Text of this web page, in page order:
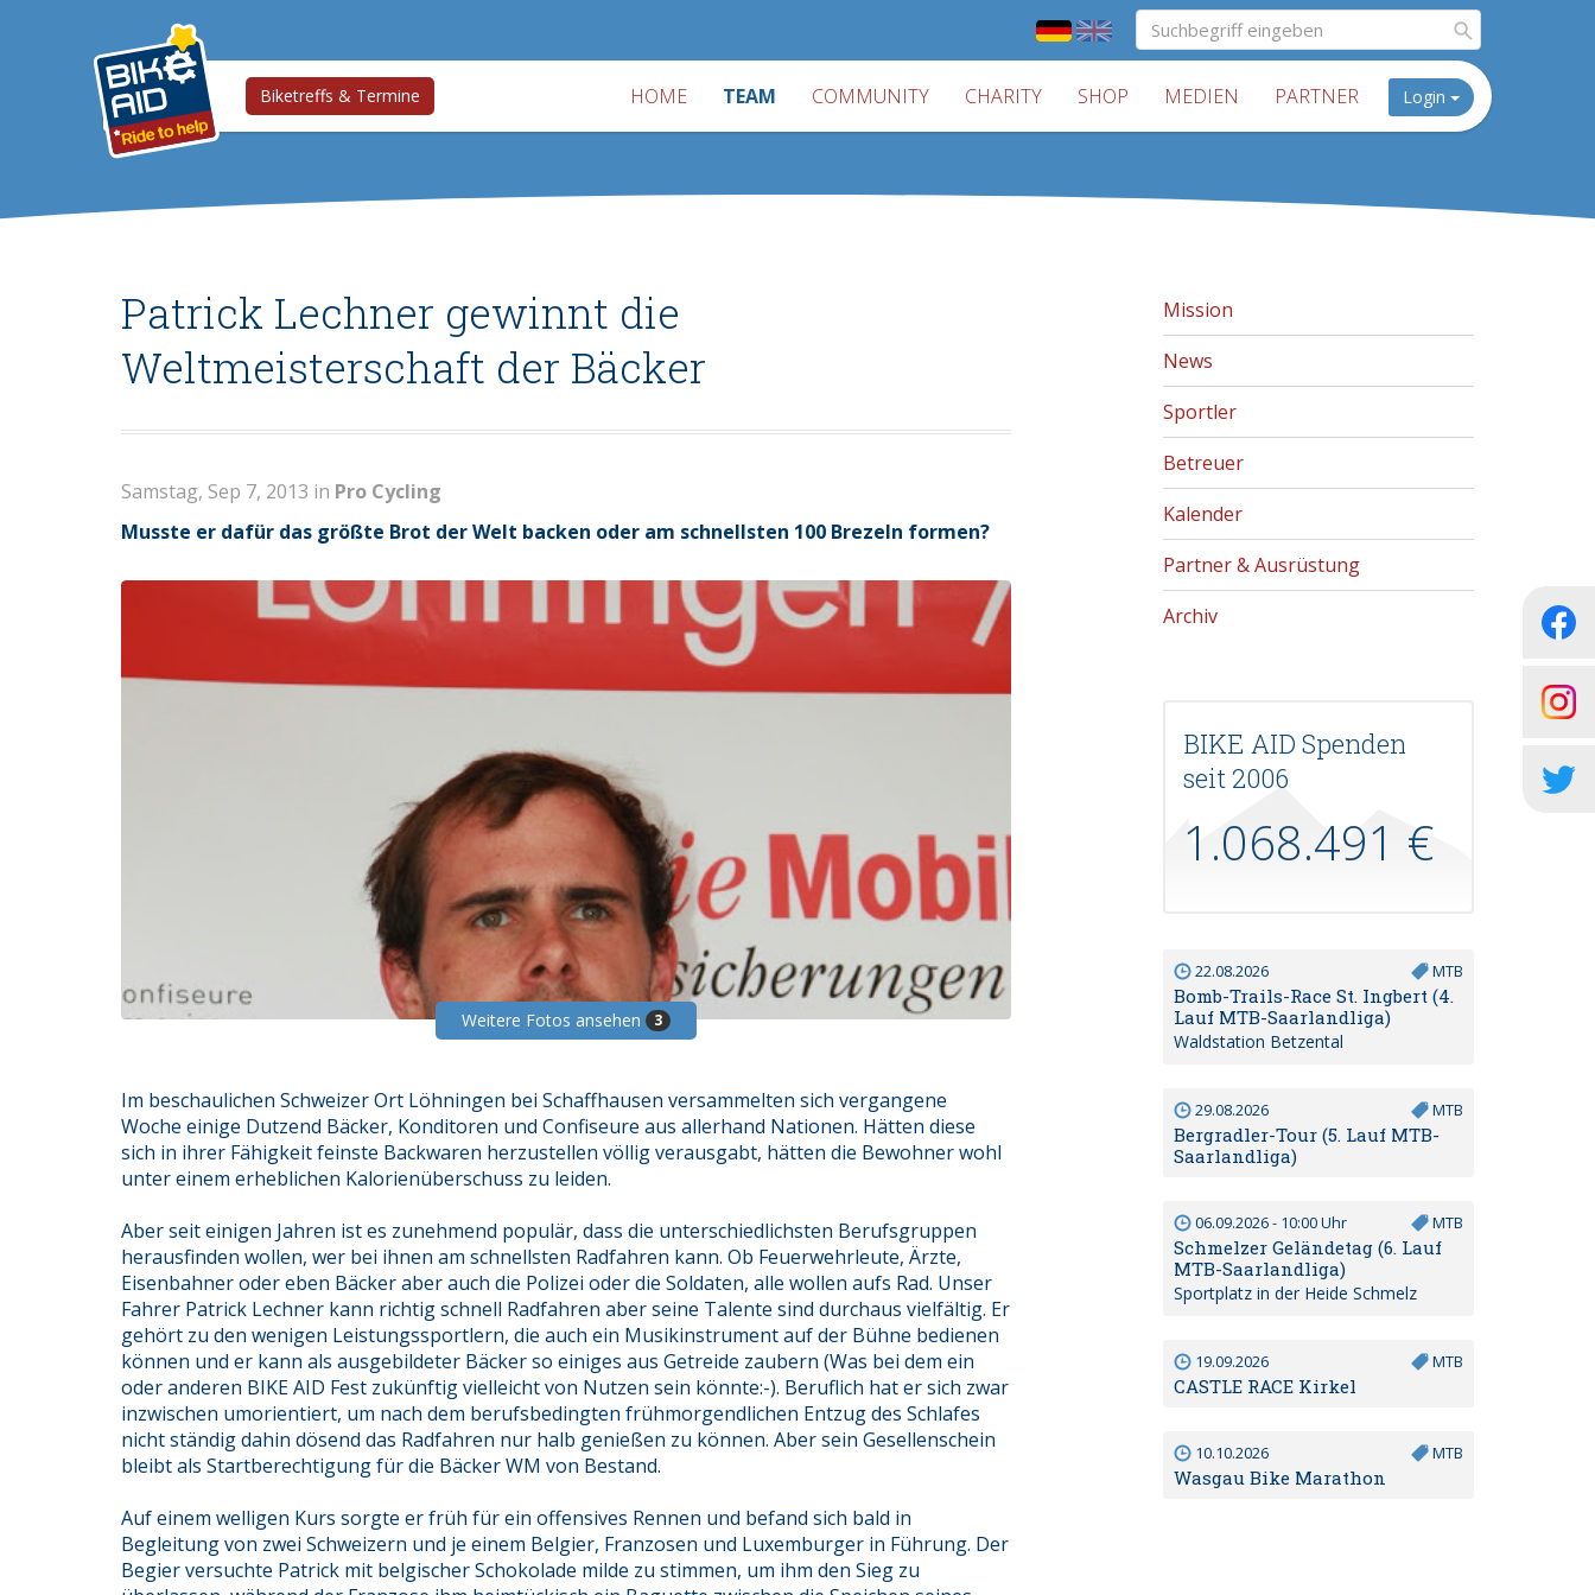
Biketreffs & Termine HOME TEAM COMMUNITY CHARITY SHOP MEDIEN PARTNER Login
Patrick Lechner gewinnt die
Weltmeisterschaft der Bäcker
Samstag, Sep 7, 2013 in Pro Cycling
Musste er dafür das größte Brot der Welt backen oder am schnellsten 100 Brezeln formen?
Weitere Fotos ansehen 3
Im beschaulichen Schweizer Ort Löhningen bei Schaffhausen versammelten sich vergangene
Woche einige Dutzend Bäcker, Konditoren und Confiseure aus allerhand Nationen. Hätten diese
sich in ihrer Fähigkeit feinste Backwaren herzustellen völlig verausgabt, hätten die Bewohner wohl
unter einem erheblichen Kalorienüberschuss zu leiden.
Aber seit einigen Jahren ist es zunehmend populär, dass die unterschiedlichsten Berufsgruppen
herausfinden wollen, wer bei ihnen am schnellsten Radfahren kann. Ob Feuerwehrleute, Ärzte,
Eisenbahner oder eben Bäcker aber auch die Polizei oder die Soldaten, alle wollen aufs Rad. Unser
Fahrer Patrick Lechner kann richtig schnell Radfahren aber seine Talente sind durchaus vielfältig. Er
gehört zu den wenigen Leistungssportlern, die auch ein Musikinstrument auf der Bühne bedienen
können und er kann als ausgebildeter Bäcker so einiges aus Getreide zaubern (Was bei dem ein
oder anderen BIKE AID Fest zukünftig vielleicht von Nutzen sein könnte:-). Beruflich hat er sich zwar
inzwischen umorientiert, um nach dem berufsbedingten frühmorgendlichen Entzug des Schlafes
nicht ständig dahin dösend das Radfahren nur halb genießen zu können. Aber sein Gesellenschein
bleibt als Startberechtigung für die Bäcker WM von Bestand.
Auf einem welligen Kurs sorgte er früh für ein offensives Rennen und befand sich bald in
Begleitung von zwei Schweizern und je einem Belgier, Franzosen und Luxemburger in Führung. Der
Begier versuchte Patrick mit belgischer Schokolade milde zu stimmen, um ihm den Sieg zu
Mission
News
Sportler
Betreuer
Kalender
Partner & Ausrüstung
Archiv
BIKE AID Spenden
seit 2006
1.068.491 €
22.08.2026 MTB
Bomb-Trails-Race St. Ingbert (4.
Lauf MTB-Saarlandliga)
Waldstation Betzental
29.08.2026 MTB
Bergradler-Tour (5. Lauf MTB-
Saarlandliga)
06.09.2026 - 10:00 Uhr MTB
Schmelzer Geländetag (6. Lauf
MTB-Saarlandliga)
Sportplatz in der Heide Schmelz
19.09.2026 MTB
CASTLE RACE Kirkel
10.10.2026 MTB
Wasgau Bike Marathon